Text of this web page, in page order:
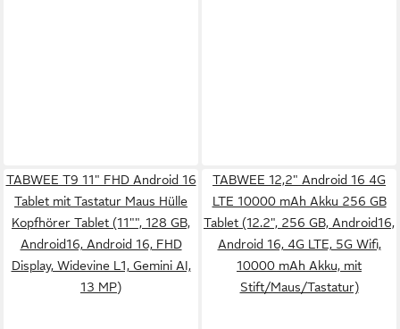
TABWEE T9 11" FHD Android 16
Tablet mit Tastatur Maus Hülle
Kopfhörer Tablet (11"", 128 GB,
Android16, Android 16, FHD
Display, Widevine L1, Gemini AI,
13 MP)
TABWEE 12,2" Android 16 4G
LTE 10000 mAh Akku 256 GB
Tablet (12.2", 256 GB, Android16,
Android 16, 4G LTE, 5G Wifi,
10000 mAh Akku, mit
Stift/Maus/Tastatur)